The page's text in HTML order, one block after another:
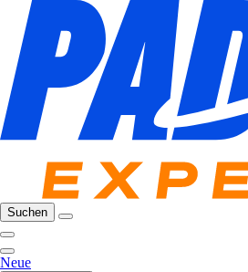
Suchen
Neue